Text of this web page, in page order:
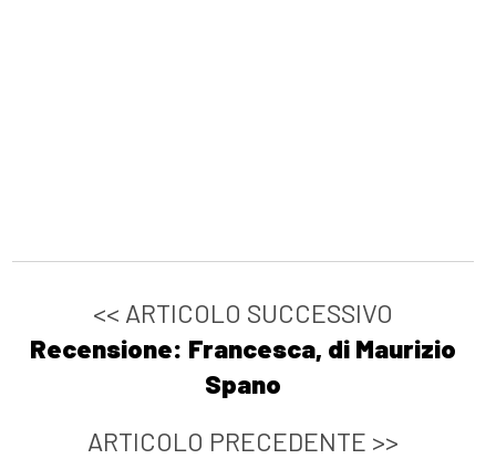
<< ARTICOLO SUCCESSIVO
Recensione: Francesca, di Maurizio
Spano
ARTICOLO PRECEDENTE >>